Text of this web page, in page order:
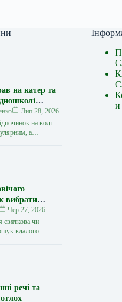
на катер та
теорії доЛип 28, 2026
на воді
а
нові
вибрати
Чер 27, 2026
святкова чи
вдалого
завдання.
речі та
и